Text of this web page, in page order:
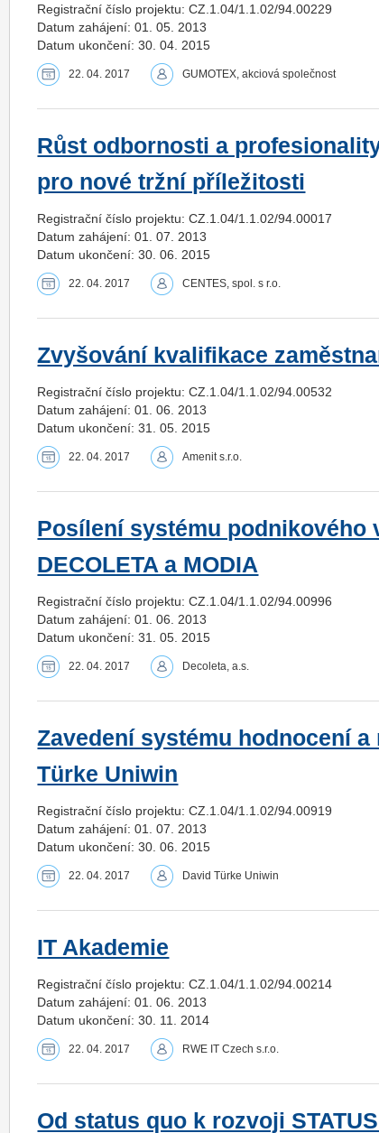
Registrační číslo projektu: CZ.1.04/1.1.02/94.00229
Datum zahájení: 01. 05. 2013
Datum ukončení: 30. 04. 2015
22. 04. 2017 GUMOTEX, akciová společnost
Růst odbornosti a
pro nové tržní příležitosti
Registrační číslo projektu: CZ.1.04/1.1.02/94.00017
Datum zahájení: 01. 07. 2013
Datum ukončení: 30. 06. 2015
22. 04. 2017 CENTES, spol. s r.o.
Zvyšování kvalifikace
Registrační číslo projektu: CZ.1.04/1.1.02/94.00532
Datum zahájení: 01. 06. 2013
Datum ukončení: 31. 05. 2015
22. 04. 2017 Amenit s.r.o.
Posílení systému podnikového
DECOLETA a MODIA
Registrační číslo projektu: CZ.1.04/1.1.02/94.00996
Datum zahájení: 01. 06. 2013
Datum ukončení: 31. 05. 2015
22. 04. 2017 Decoleta, a.s.
Zavedení systému hodnocení
Türke Uniwin
Registrační číslo projektu: CZ.1.04/1.1.02/94.00919
Datum zahájení: 01. 07. 2013
Datum ukončení: 30. 06. 2015
22. 04. 2017 David Türke Uniwin
IT Akademie
Registrační číslo projektu: CZ.1.04/1.1.02/94.00214
Datum zahájení: 01. 06. 2013
Datum ukončení: 30. 11. 2014
22. 04. 2017 RWE IT Czech s.r.o.
Od status quo k rozvoji